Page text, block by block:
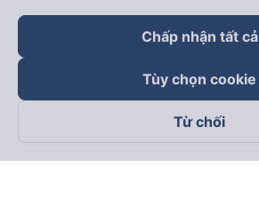
Chấp nhận tất cả
Tùy chọn cookie
Từ chối